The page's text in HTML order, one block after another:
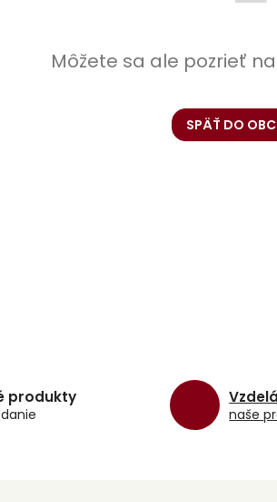
Môžete sa ale pozrieť
SPÄŤ DO
produkty
naše